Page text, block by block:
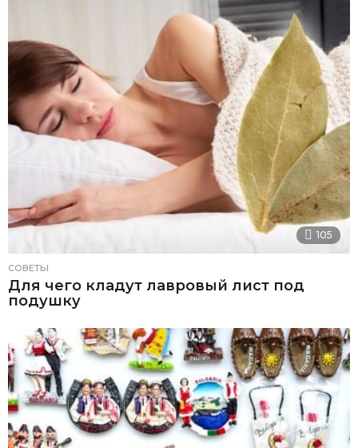
105
СОВЕТЫ
Для чего кладут лавровый лист под
подушку